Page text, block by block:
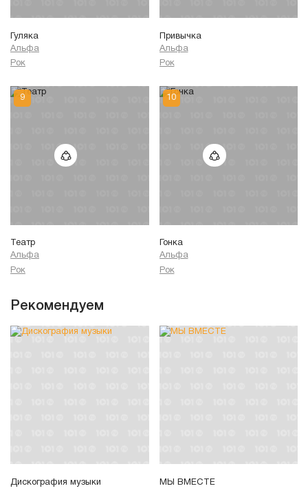
Гуляка
Альфа
Рок
Привычка
Альфа
Рок
Театр
Альфа
Рок
Гонка
Альфа
Рок
Рекомендуем
Дискография музыки МЫ ВМЕСТЕ